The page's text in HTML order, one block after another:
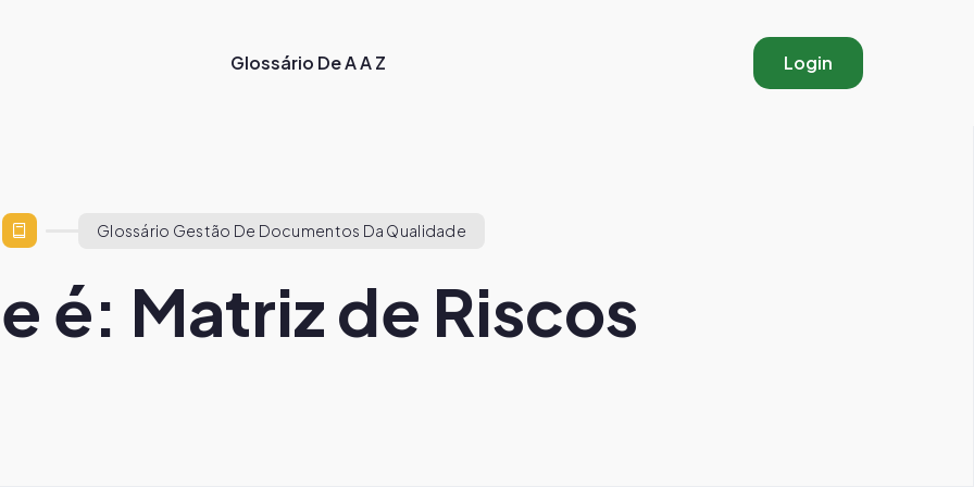
Glossário De A A Z Login
Glossário Gestão De Documentos Da Qualidade
é: Matriz de Riscos